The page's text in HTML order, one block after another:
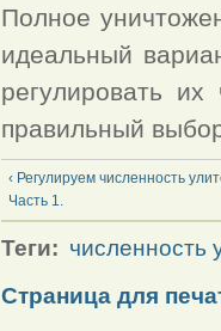
Полное
идеальный
регулировать
правильный
‹ Регулируем численность
Часть 1.
Теги: численность
Страница для